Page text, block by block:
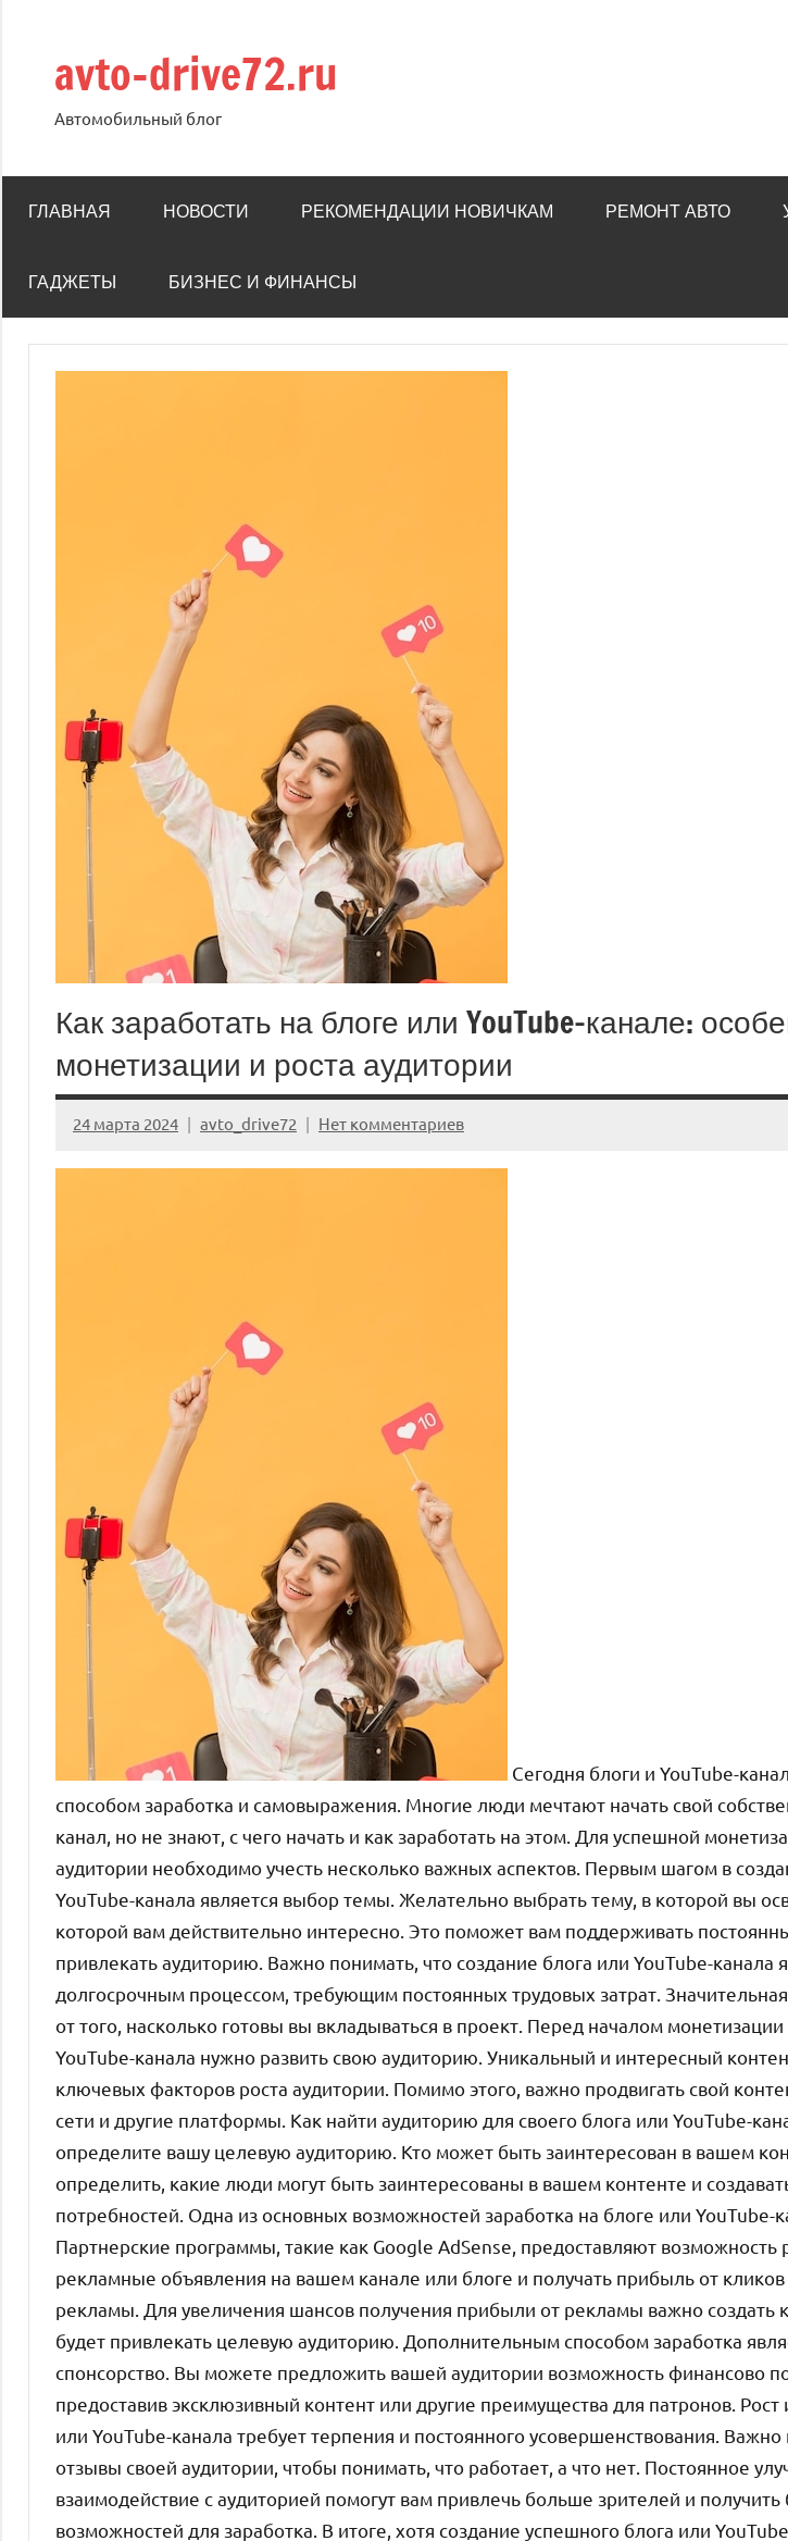
содержимому
avto-drive72.ru
Автомобильный блог
ГЛАВНАЯ НОВОСТИ РЕКОМЕНДАЦИИ НОВИЧКАМ РЕМОНТ АВТО
ГАДЖЕТЫ БИЗНЕС И ФИНАНСЫ
Как заработать на блоге или YouTube-канале:
монетизации и роста аудитории
24 марта 2024 avto_drive72 Нет комментариев
Сегодня блоги и YouTube-
способом заработка и самовыражения. Многие люди мечтают начать свой
канал, но не знают, с чего начать и как заработать на этом. Для успешной
аудитории необходимо учесть несколько важных аспектов. Первым шагом в
YouTube-канала является выбор темы. Желательно выбрать тему, в которой вы
которой вам действительно интересно. Это поможет вам поддерживать
привлекать аудиторию. Важно понимать, что создание блога или YouTube-канала
долгосрочным процессом, требующим постоянных трудовых затрат. Значительная
от того, насколько готовы вы вкладываться в проект. Перед началом монетизации
YouTube-канала нужно развить свою аудиторию. Уникальный и интересный
ключевых факторов роста аудитории. Помимо этого, важно продвигать свой
сети и другие платформы. Как найти аудиторию для своего блога или YouTube-
определите вашу целевую аудиторию. Кто может быть заинтересован в вашем
определить, какие люди могут быть заинтересованы в вашем контенте и
потребностей. Одна из основных возможностей заработка на блоге или YouTube-
Партнерские программы, такие как Google AdSense, предоставляют возможность
рекламные объявления на вашем канале или блоге и получать прибыль от
рекламы. Для увеличения шансов получения прибыли от рекламы важно создать
будет привлекать целевую аудиторию. Дополнительным способом заработка
спонсорство. Вы можете предложить вашей аудитории возможность финансово
предоставив эксклюзивный контент или другие преимущества для патронов. Рост
или YouTube-канала требует терпения и постоянного усовершенствования. Важно
отзывы своей аудитории, чтобы понимать, что работает, а что нет. Постоянное
взаимодействие с аудиторией помогут вам привлечь больше зрителей и
возможностей для заработка. В итоге, хотя создание успешного блога или